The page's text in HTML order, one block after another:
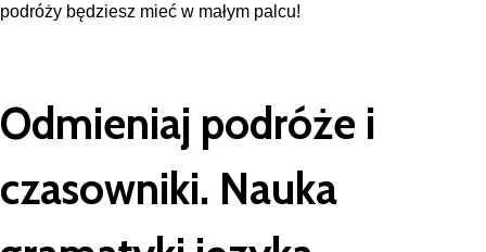
podróży będziesz mieć w małym palcu!
Odmieniaj podróże i
czasowniki. Nauka